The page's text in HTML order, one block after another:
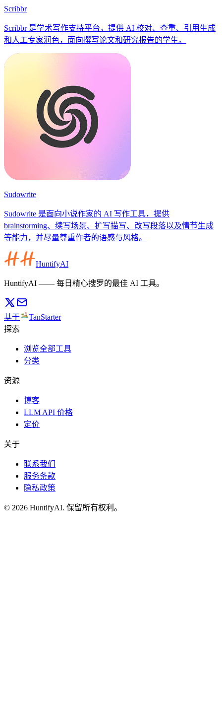
Scribbr
Scribbr 是学术写作支持平台，提供 AI 校对、查重、引用生成
和人工专家润色，面向撰写论文和研究报告的学生。
Sudowrite
Sudowrite 是面向小说作家的 AI 写作工具，提供
brainstorming、续写场景、扩写描写、改写段落以及情节生成
等能力，并尽量尊重作者的语感与风格。
HuntifyAI
HuntifyAI —— 每日精心搜罗的最佳 AI 工具。
基于
TanStarter
探索
浏览全部工具
分类
资源
博客
LLM API 价格
定价
关于
联系我们
服务条款
隐私政策
© 2026 HuntifyAI. 保留所有权利。